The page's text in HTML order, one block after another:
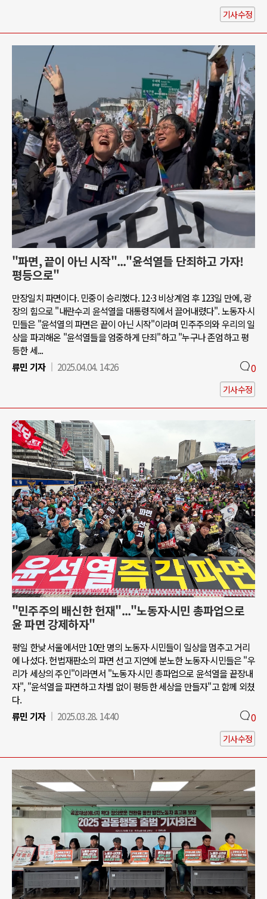
기사수정
"파면, 끝이 아닌 시작"..."윤석열들 단죄하고 가자!
평등으로"
만장일치 파면이다. 민중이 승리했다. 12·3 비상계엄 후 123일 만에, 광
장의 힘으로 "내란수괴 윤석열을 대통령직에서 끌어내렸다". 노동자∙시
민들은 "윤석열의 파면은 끝이 아닌 시작"이라며 민주주의와 우리의 일
상을 파괴해온 "윤석열들을 엄중하게 단죄"하고 "누구나 존엄하고 평
등한 세...
류민 기자
2025.04.04. 14:26 0
기사수정
"민주주의 배신한 헌재"..."노동자∙시민 총파업으로
윤 파면 강제하자"
평일 한낮 서울에서만 10만 명의 노동자∙시민들이 일상을 멈추고 거리
에 나섰다. 헌법재판소의 파면 선고 지연에 분노한 노동자∙시민들은 "우
리가 세상의 주인"이라면서 "노동자∙시민 총파업으로 윤석열을 끝장내
자", "윤석열을 파면하고 차별 없이 평등한 세상을 만들자"고 함께 외쳤
다.
류민 기자
2025.03.28. 14:40 0
기사수정